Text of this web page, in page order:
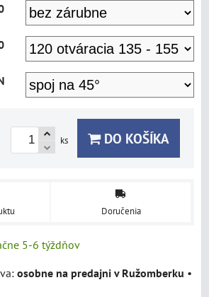
ks DO KOŠÍKA
Doručenia
5-6 týždňov
osobne na predajni v Ružomberku •